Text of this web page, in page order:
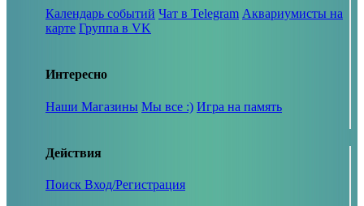
Календарь событий Чат в Telegram Аквариумисты на
карте Группа в VK
Интересно
Наши Магазины Мы все :) Игра на память
Действия
Поиск Вход/Регистрация